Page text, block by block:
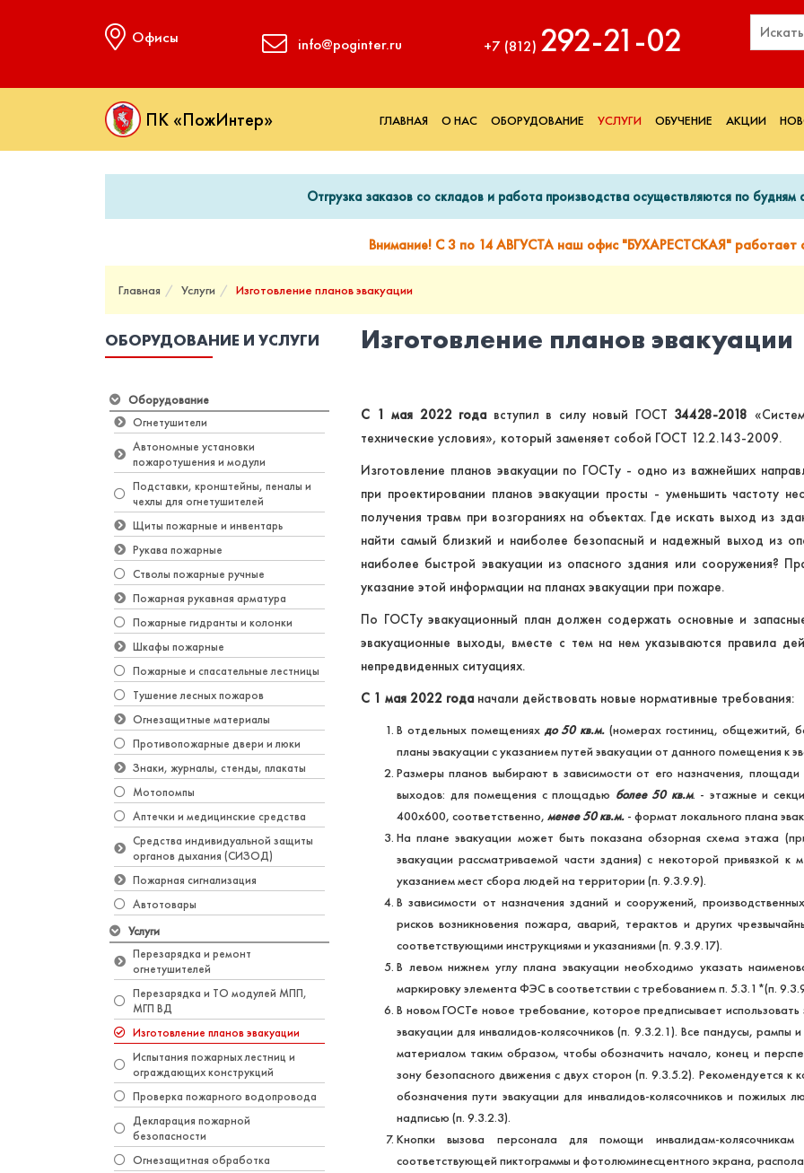
Офисы info@poginter.ru +7 (812) 292‑21‑02
ПК «ПожИнтер» ГЛАВНАЯ О НАС ОБОРУДОВАНИЕ УСЛУГИ ОБУЧЕНИЕ АКЦИИ
Отгрузка заказов со складов и работа производства осуществляются по
Внимание! С 3 по 14 АВГУСТА наш офис "БУХАРЕСТСКАЯ" работает
Главная Услуги Изготовление планов эвакуации
ОБОРУДОВАНИЕ И УСЛУГИ
Оборудование
Огнетушители
Автономные установки
пожаротушения и модули
Подставки, кронштейны, пеналы и
чехлы для огнетушителей
Щиты пожарные и инвентарь
Рукава пожарные
Стволы пожарные ручные
Пожарная рукавная арматура
Пожарные гидранты и колонки
Шкафы пожарные
Пожарные и спасательные лестницы
Тушение лесных пожаров
Огнезащитные материалы
Противопожарные двери и люки
Знаки, журналы, стенды, плакаты
Мотопомпы
Аптечки и медицинские средства
Средства индивидуальной защиты
органов дыхания (СИЗОД)
Пожарная сигнализация
Автотовары
Услуги
Перезарядка и ремонт
огнетушителей
Перезарядка и ТО модулей МПП,
МГП ВД
Изготовление планов эвакуации
Испытания пожарных лестниц и
ограждающих конструкций
Проверка пожарного водопровода
Декларация пожарной
безопасности
Огнезащитная обработка
Изготовление планов эвакуации
С 1 мая 2022 годавступил в силу новый ГОСТ 34428-2018
технические условия», который заменяет собой ГОСТ 12.2.143-2009.
Изготовление планов эвакуации по ГОСТу - одно из важнейших
при проектировании планов эвакуации просты - уменьшить частоту
получения травм при возгораниях на объектах. Где искать выход из
найти самый близкий и наиболее безопасный и надежный выход из
наиболее быстрой эвакуации из опасного здания или сооружения?
указание этой информации на планах эвакуации при пожаре.
По ГОСТу эвакуационный план должен содержать основные и
эвакуационные выходы, вместе с тем на нем указываются правила
непредвиденных ситуациях.
С 1 мая 2022 года начали действовать новые нормативные требования:
В отдельных помещениях до 50 кв.м. (номерах гостиниц, общежитий,
планы эвакуации с указанием путей эвакуации от данного помещения к
Размеры планов выбирают в зависимости от его назначения,
выходов: для помещения с площадью более 50 кв.м. - этажные и
400х600, соответственно, менее 50 кв.м. - формат локального плана
На плане эвакуации может быть показана обзорная схема этажа
эвакуации рассматриваемой части здания) с некоторой привязкой
указанием мест сбора людей на территории (п. 9.3.9.9).
В зависимости от назначения зданий и сооружений,
рисков возникновения пожара, аварий, терактов и других
соответствующими инструкциями и указаниями (п. 9.3.9.17).
В левом нижнем углу плана эвакуации необходимо указать
маркировку элемента ФЭС в соответствии с требованием п. 5.3.1*(п.
В новом ГОСТе новое требование, которое предписывает использовать
эвакуации для инвалидов-колясочников (п. 9.3.2.1). Все пандусы,
материалом таким образом, чтобы обозначить начало, конец и
зону безопасного движения с двух сторон (п. 9.3.5.2). Рекомендуется к
обозначения пути эвакуации для инвалидов-колясочников и пожилых
надписью (п. 9.3.2.3).
Кнопки вызова персонала для помощи инвалидам-
соответствующей пиктограммы и фотолюминесцентного экрана,